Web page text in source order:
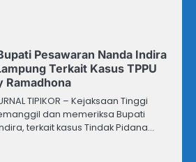
Pesawaran Nanda Indira
Terkait Kasus TPPU
Ramadhona
TIPIKOR – Kejaksaan Tinggi
dan memeriksa Bupati
terkait kasus Tindak Pidana…